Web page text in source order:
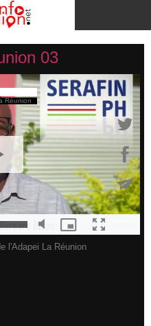
03
l'Adapei La Réunion